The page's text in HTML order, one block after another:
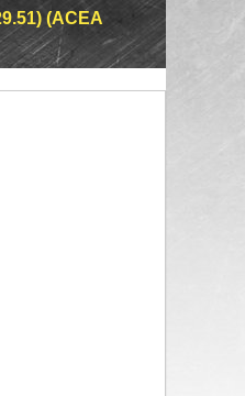
(ACEA